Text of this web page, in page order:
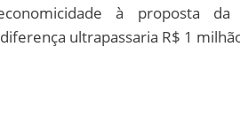
à proposta da
ultrapassaria R$ 1